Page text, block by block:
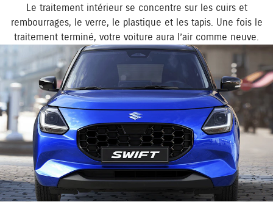
Le traitement intérieur se concentre sur les cuirs et
rembourrages, le verre, le plastique et les tapis. Une fois le
traitement terminé, votre voiture aura l’air comme neuve.